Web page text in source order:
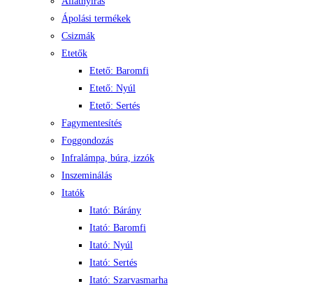
Ápolási termékek
Csizmák
Etetők
Etető: Baromfi
Etető: Nyúl
Etető: Sertés
Fagymentesítés
Foggondozás
Infralámpa, búra, izzók
Inszeminálás
Itatók
Itató: Bárány
Itató: Baromfi
Itató: Nyúl
Itató: Sertés
Itató: Szarvasmarha